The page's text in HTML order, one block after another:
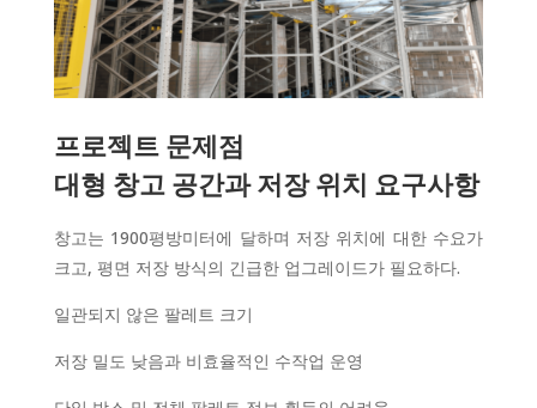
프로젝트 문제점
대형 창고 공간과 저장 위치 요구사항
창고는 1900평방미터에 달하며 저장 위치에 대한 수요가
크고, 평면 저장 방식의 긴급한 업그레이드가 필요하다.
일관되지 않은 팔레트 크기
저장 밀도 낮음과 비효율적인 수작업 운영